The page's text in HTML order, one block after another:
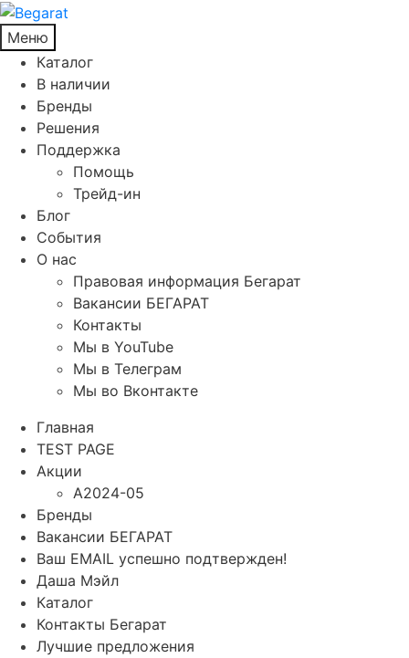
Меню
Каталог
В наличии
Бренды
Решения
Поддержка
Помощь
Трейд-ин
Блог
События
О нас
Правовая информация Бегарат
Вакансии БЕГАРАТ
Контакты
Мы в YouTube
Мы в Телеграм
Мы во Вконтакте
Главная
TEST PAGE
Акции
A2024-05
Бренды
Вакансии БЕГАРАТ
Ваш EMAIL успешно подтвержден!
Даша Мэйл
Каталог
Контакты Бегарат
Лучшие предложения